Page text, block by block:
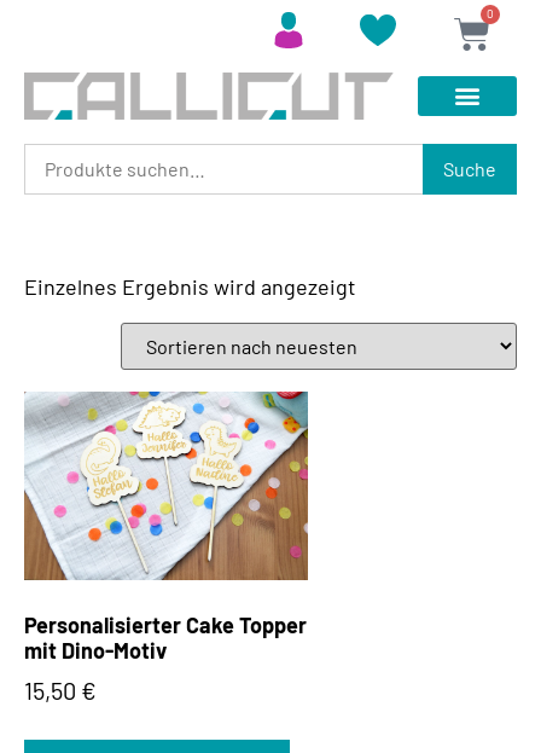
0
Suche
Einzelnes Ergebnis wird angezeigt
Personalisierter Cake Topper
mit Dino-Motiv
15,50 €